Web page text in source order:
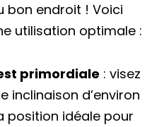
bon endroit ! Voici
utilisation optimale :
primordiale : visez
inclinaison d’environ
position idéale pour